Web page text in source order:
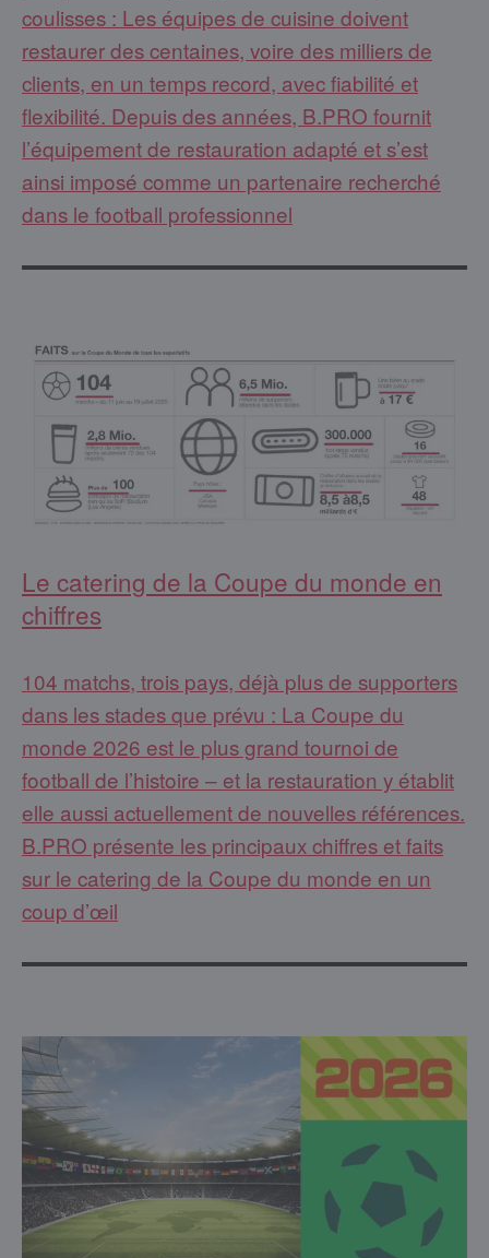
coulisses : Les équipes de cuisine doivent
restaurer des centaines, voire des milliers de
clients, en un temps record, avec fiabilité et
flexibilité. Depuis des années, B.PRO fournit
l’équipement de restauration adapté et s’est
ainsi imposé comme un partenaire recherché
dans le football professionnel
Le catering de la Coupe du monde en
chiffres
104 matchs, trois pays, déjà plus de supporters
dans les stades que prévu : La Coupe du
monde 2026 est le plus grand tournoi de
football de l’histoire – et la restauration y établit
elle aussi actuellement de nouvelles références.
B.PRO présente les principaux chiffres et faits
sur le catering de la Coupe du monde en un
coup d’œil